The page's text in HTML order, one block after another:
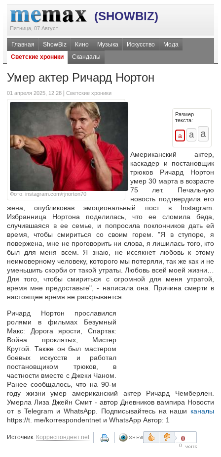
(SHOWBIZ)
Пятница, 07 Август
Главная ShowBiz Кино Музыка Искусство
Мода
Светские хроники
Скандалы
Умер актер Ричард Нортон
01 апреля 2025, 12:28 Светские хроники
Фото: instagram.com/rjnorton70
Размер
текста:
Американский актер,
каскадер и постановщик
трюков Ричард Нортон
умер 30 марта в возрасте
75 лет. Печальную
новость подтвердила его
жена, опубликовав эмоциональный пост в Instagram.
Избранница Нортона поделилась, что ее сломила беда,
случившаяся в ее семье, и попросила поклонников дать ей
время, чтобы смириться со своим горем. "Я в ступоре, я
повержена, мне не проговорить ни слова, я лишилась того, кто
был для меня всем. Я знаю, не иссякнет любовь к этому
неимоверному человеку, которого мы потеряли, так же как и не
уменьшить скорби от такой утраты. Любовь всей моей жизни…
Для того, чтобы смириться с огромной для меня утратой,
время мне предоставьте", - написала она. Причина смерти в
настоящее время не раскрывается.
Ричард Нортон прославился
ролями в фильмах Безумный
Макс: Дорога ярости, Спартак:
Война проклятых, Мистер
Крутой. Также он был мастером
боевых искусств и работал
постановщиком трюков, в
частности вместе с Джеки Чаном.
Ранее сообщалось, что на 90-м
году жизни умер американский актер Ричард Чемберлен.
Умерла Лиза Джейн Смит - автор Дневников вампира Новости
от в Telegram и WhatsApp. Подписывайтесь на наши каналы
https://t. me/korrespondentnet и WhatsApp Автор: 1
Источник: Корреспондент.net 0
0